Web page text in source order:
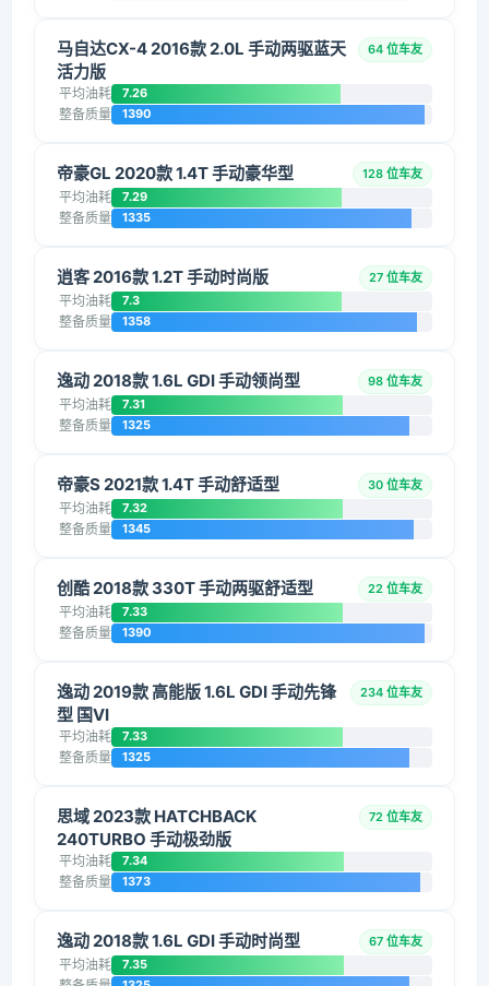
马自达CX-4 2016款 2.0L 手动两驱蓝天
活力版
64 位车友
平均油耗 7.26
整备质量 1390
帝豪GL 2020款 1.4T 手动豪华型 128 位车友
平均油耗 7.29
整备质量 1335
逍客 2016款 1.2T 手动时尚版 27 位车友
平均油耗 7.3
整备质量 1358
逸动 2018款 1.6L GDI 手动领尚型 98 位车友
平均油耗 7.31
整备质量 1325
帝豪S 2021款 1.4T 手动舒适型 30 位车友
平均油耗 7.32
整备质量 1345
创酷 2018款 330T 手动两驱舒适型 22 位车友
平均油耗 7.33
整备质量 1390
逸动 2019款 高能版 1.6L GDI 手动先锋
型 国VI
234 位车友
平均油耗 7.33
整备质量 1325
思域 2023款 HATCHBACK
240TURBO 手动极劲版
72 位车友
平均油耗 7.34
整备质量 1373
逸动 2018款 1.6L GDI 手动时尚型 67 位车友
平均油耗 7.35